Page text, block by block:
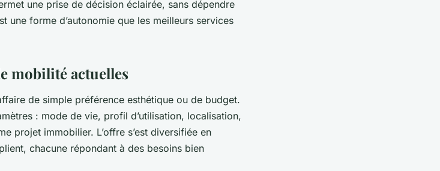
une prise de décision éclairée, sans dépendre
une forme d’autonomie que les meilleurs services
mobilité actuelles
de simple préférence esthétique ou de budget.
: mode de vie, profil d’utilisation, localisation,
projet immobilier. L’offre s’est diversifiée en
chacune répondant à des besoins bien